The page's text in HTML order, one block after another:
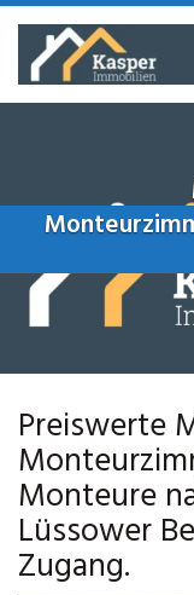
Skip
main
Preiswerte
Monteure
Lüssower
Zugang.